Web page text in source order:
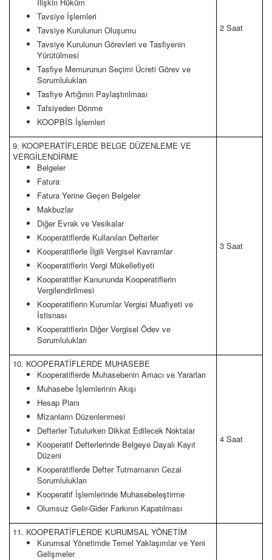
Tavsiye İşlemleri
Tavsiye Kurulunun Oluşumu
Tavsiye Kurulunun Görevleri ve Tasfiyenin
Yürütülmesi
Tasfiye Memurunun Seçimi Ücreti Görev ve
Sorumlulukları
Tasfiye Artığının Paylaştırılması
Tafsiyeden Dönme
KOOPBİS İşlemleri
2 Saat
9. KOOPERATİFLERDE BELGE DÜZENLEME VE
VERGİLENDİRME
Belgeler
Fatura
Fatura Yerine Geçen Belgeler
Makbuzlar
Diğer Evrak ve Vesikalar
Kooperatiflerde Kullanılan Defterler
Kooperatiflerle İlgili Vergisel Kavramlar
Kooperatiflerin Vergi Mükellefiyeti
Kooperatifler Kanununda Kooperatiflerin
Vergilendirilmesi
Kooperatiflerin Kurumlar Vergisi Muafiyeti ve
İstisnası
Kooperatiflerin Diğer Vergisel Ödev ve
Sorumlulukları
3 Saat
10. KOOPERATİFLERDE MUHASEBE
Kooperatiflerde Muhasebenin Amacı ve Yararları
Muhasebe İşlemlerinin Akışı
Hesap Planı
Mizanların Düzenlenmesi
Defterler Tutulurken Dikkat Edilecek Noktalar
Kooperatif Defterlerinde Belgeye Dayalı Kayıt
Düzeni
Kooperatiflerde Defter Tutmamanın Cezai
Sorumlulukları
Kooperatif İşlemlerinde Muhasebeleştirme
Olumsuz Gelir-Gider Farkının Kapatılması
4 Saat
11. KOOPERATİFLERDE KURUMSAL YÖNETİM
Kurumsal Yönetimde Temel Yaklaşımlar ve Yeni
Gelişmeler